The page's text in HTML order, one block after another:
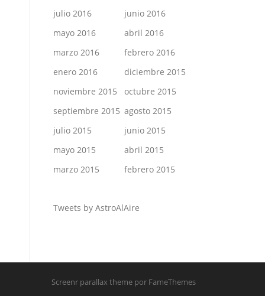
julio 2016
junio 2016
mayo 2016
abril 2016
marzo 2016
febrero 2016
enero 2016
diciembre 2015
noviembre 2015
octubre 2015
septiembre 2015 agosto 2015
julio 2015
junio 2015
mayo 2015
abril 2015
marzo 2015
febrero 2015
Tweets by AstroAlAire
Screenr parallax theme por FameThemes